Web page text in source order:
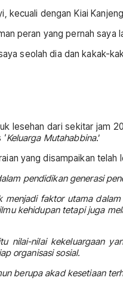
kecuali dengan Kiai
peran yang pernah saya
seolah dia dan kakak-
lesehan dari sekitar jam
Keluarga Mutahabbina.’
yang disampaikan telah
pendidikan generasi
faktor utama
kehidupan tetapi juga
nilai-nilai kekeluargaan
organisasi sosial.
berupa akad kesetiaan